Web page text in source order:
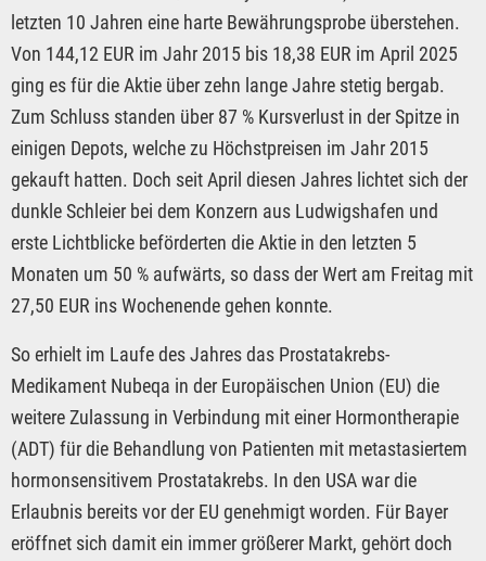
letzten 10 Jahren eine harte Bewährungsprobe überstehen.
Von 144,12 EUR im Jahr 2015 bis 18,38 EUR im April 2025
ging es für die Aktie über zehn lange Jahre stetig bergab.
Zum Schluss standen über 87 % Kursverlust in der Spitze in
einigen Depots, welche zu Höchstpreisen im Jahr 2015
gekauft hatten. Doch seit April diesen Jahres lichtet sich der
dunkle Schleier bei dem Konzern aus Ludwigshafen und
erste Lichtblicke beförderten die Aktie in den letzten 5
Monaten um 50 % aufwärts, so dass der Wert am Freitag mit
27,50 EUR ins Wochenende gehen konnte.
So erhielt im Laufe des Jahres das Prostatakrebs-
Medikament Nubeqa in der Europäischen Union (EU) die
weitere Zulassung in Verbindung mit einer Hormontherapie
(ADT) für die Behandlung von Patienten mit metastasiertem
hormonsensitivem Prostatakrebs. In den USA war die
Erlaubnis bereits vor der EU genehmigt worden. Für Bayer
eröffnet sich damit ein immer größerer Markt, gehört doch